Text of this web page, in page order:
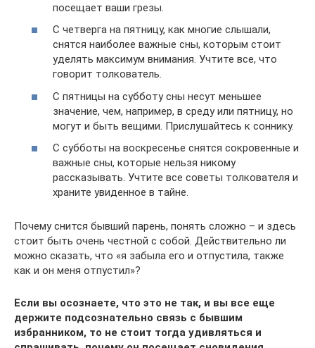
посещает ваши грезы.
С четверга на пятницу, как многие слышали,
снятся наиболее важные сны, которым стоит
уделять максимум внимания. Учтите все, что
говорит толкователь.
С пятницы на субботу сны несут меньшее
значение, чем, например, в среду или пятницу, но
могут и быть вещими. Прислушайтесь к соннику.
С субботы на воскресенье снятся сокровенные и
важные сны, которые нельзя никому
рассказывать. Учтите все советы толкователя и
храните увиденное в тайне.
Почему снится бывший парень, понять сложно – и здесь
стоит быть очень честной с собой. Действительно ли
можно сказать, что «я забыла его и отпустила, также
как и он меня отпустил»?
Если вы осознаете, что это не так, и вы все еще
держите подсознательно связь с бывшим
избранником, то не стоит тогда удивляться и